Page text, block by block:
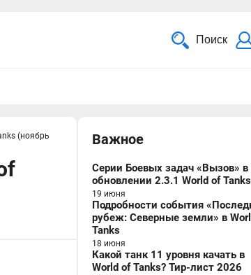
Поиск
(ноябрь
Важное
Серии Боевых задач «Вызов» в
обновлении 2.3.1 World of Tanks
19 июня
Подробности события
рубеж: Северные земли» в
Tanks
18 июня
Какой танк 11 уровня качать в
World of Tanks? Тир-лист 2026